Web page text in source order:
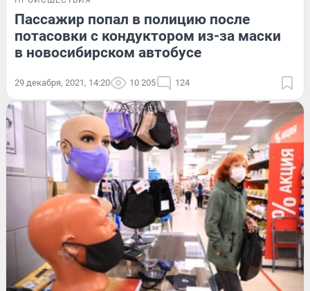
Пассажир попал в полицию после
потасовки с кондуктором из-за маски
в новосибирском автобусе
29 декабря, 2021, 14:20 10 205 124